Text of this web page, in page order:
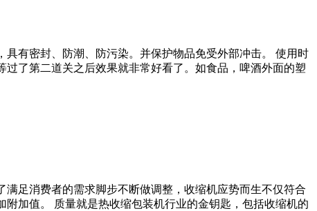
有密封、防潮、防污染。并保护物品免受外部冲击。 使用时
了第二道关之后效果就非常好看了。如食品，啤酒外面的塑
足消费者的需求脚步不断做调整，收缩机应势而生不仅符合
加值。 质量就是热收缩包装机行业的金钥匙，包括收缩机的